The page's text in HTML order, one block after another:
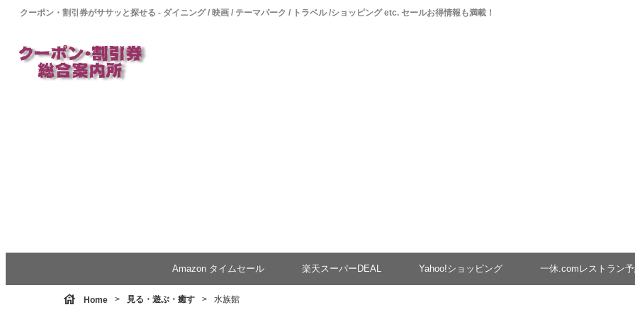
クーポン・割引券がササッと探せる - ダイニング / 映画 / テーマパーク / トラベル /ショッピング etc. セールお得情報も満載！
Amazon タイムセール 楽天スーパーDEAL Yahoo!ショッピング 一休.comレストラン
house Home 見る・遊ぶ・癒す 水族館